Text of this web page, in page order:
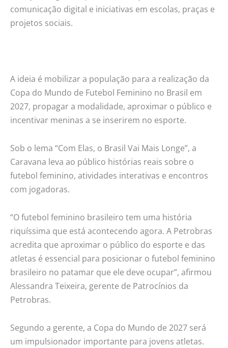
comunicação digital e iniciativas em escolas, praças e
projetos sociais.
A ideia é mobilizar a população para a realização da
Copa do Mundo de Futebol Feminino no Brasil em
2027, propagar a modalidade, aproximar o público e
incentivar meninas a se inserirem no esporte.
Sob o lema “Com Elas, o Brasil Vai Mais Longe”, a
Caravana leva ao público histórias reais sobre o
futebol feminino, atividades interativas e encontros
com jogadoras.
“O futebol feminino brasileiro tem uma história
riquíssima que está acontecendo agora. A Petrobras
acredita que aproximar o público do esporte e das
atletas é essencial para posicionar o futebol feminino
brasileiro no patamar que ele deve ocupar”, afirmou
Alessandra Teixeira, gerente de Patrocínios da
Petrobras.
Segundo a gerente, a Copa do Mundo de 2027 será
um impulsionador importante para jovens atletas.